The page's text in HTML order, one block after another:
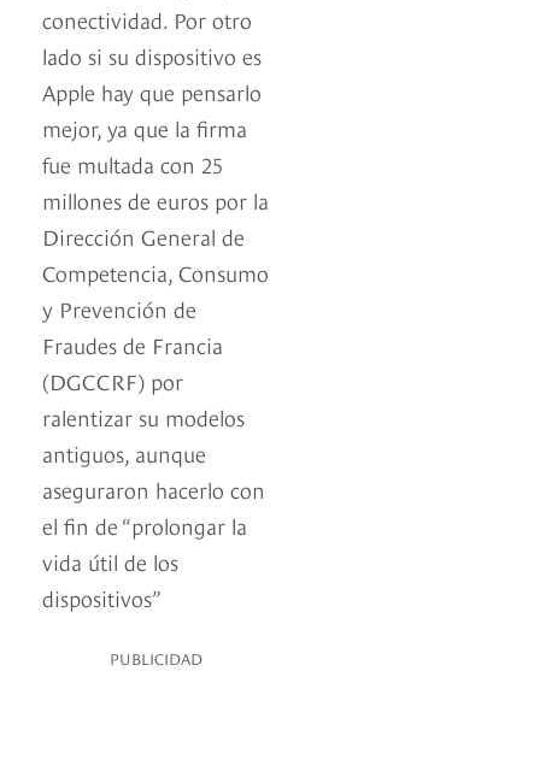
conectividad. Por otro
lado si su dispositivo es
Apple hay que pensarlo
mejor, ya que la firma
fue multada con 25
millones de euros por la
Dirección General de
Competencia, Consumo
y Prevención de
Fraudes de Francia
(DGCCRF) por
ralentizar su modelos
antiguos, aunque
aseguraron hacerlo con
el fin de “prolongar la
vida útil de los
dispositivos”
PUBLICIDAD